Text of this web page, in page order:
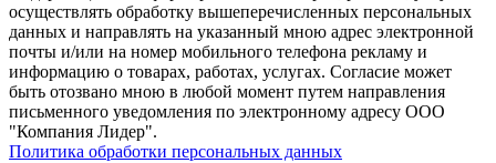
осуществлять обработку вышеперечисленных персональных
данных и направлять на указанный мною адрес электронной
почты и/или на номер мобильного телефона рекламу и
информацию о товарах, работах, услугах. Согласие может
быть отозвано мною в любой момент путем направления
письменного уведомления по электронному адресу ООО
"Компания Лидер".
Политика обработки персональных данных